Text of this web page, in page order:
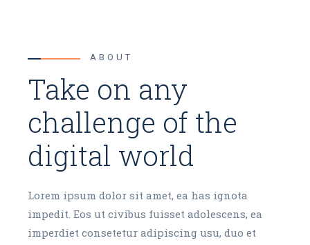
ABOUT
Take on any
challenge of the
digital world
Lorem ipsum dolor sit amet, ea has ignota
impedit. Eos ut civibus fuisset adolescens, ea
imperdiet consetetur adipiscing usu, duo et